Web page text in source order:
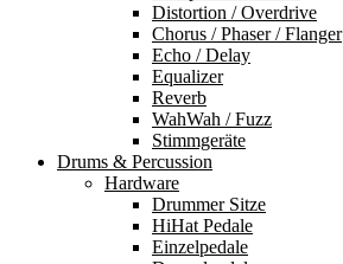
Distortion / Overdrive
Chorus / Phaser / Flanger
Echo / Delay
Equalizer
Reverb
WahWah / Fuzz
Stimmgeräte
Drums & Percussion
Hardware
Drummer Sitze
HiHat Pedale
Einzelpedale